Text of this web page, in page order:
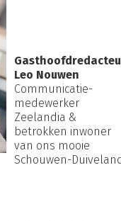
Leo Nouwen
Communicatie-
medewerker
Zeelandia &
betrokken inwoner
van ons mooie
Schouwen-